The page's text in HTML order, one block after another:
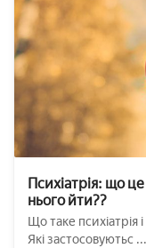
Психіатрія: що
нього йти??
Що таке
Які застосовуютьс ...